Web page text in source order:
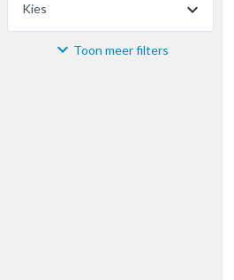
Kies
Materiaal Toon meer filters